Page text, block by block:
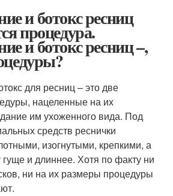
и ботокс ресниц
процедура.
и ботокс ресниц –,
для ресниц – это две
нацеленные на их
им ухоженного вида. Под
средств реснички
изогнутыми, крепкими, а
гуще и длиннее. Хотя по факту ни
ни на их размеры процедуры